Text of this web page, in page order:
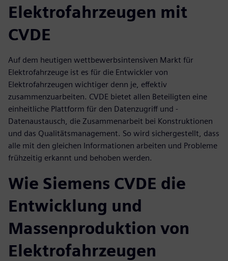
Elektrofahrzeugen mit
CVDE
Auf dem heutigen wettbewerbsintensiven Markt für
Elektrofahrzeuge ist es für die Entwickler von
Elektrofahrzeugen wichtiger denn je, effektiv
zusammenzuarbeiten. CVDE bietet allen Beteiligten eine
einheitliche Plattform für den Datenzugriff und -
Datenaustausch, die Zusammenarbeit bei Konstruktionen
und das Qualitätsmanagement. So wird sichergestellt, dass
alle mit den gleichen Informationen arbeiten und Probleme
frühzeitig erkannt und behoben werden.
Wie Siemens CVDE die
Entwicklung und
Massenproduktion von
Elektrofahrzeugen